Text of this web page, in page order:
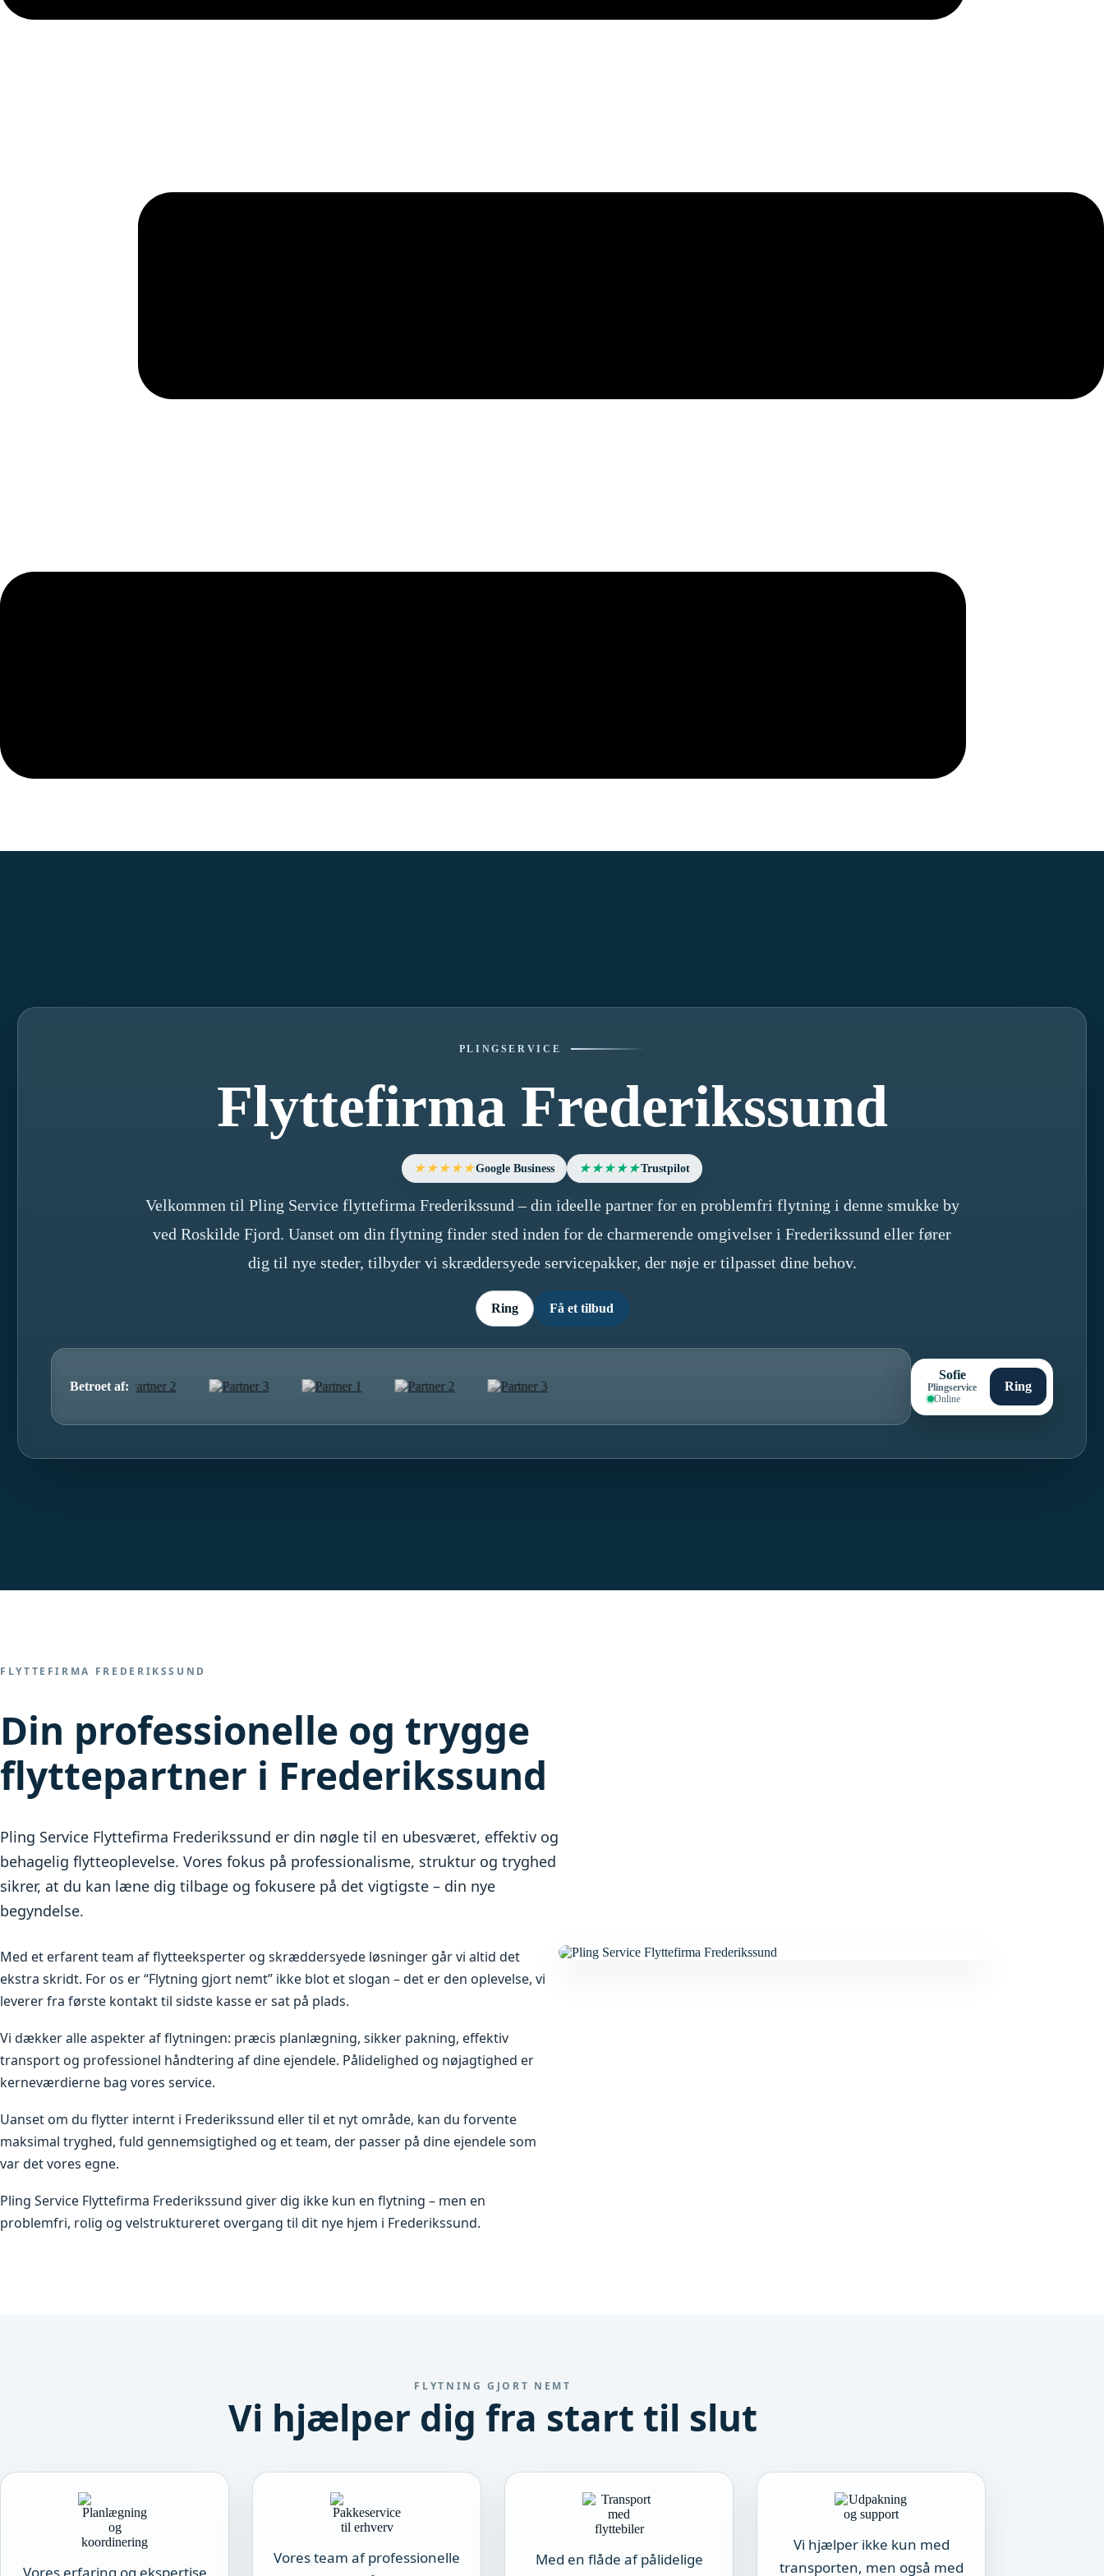
PLINGSERVICE
Flyttefirma Frederikssund
★★★★★Google Business ★★★★★Trustpilot
Velkommen til Pling Service flyttefirma Frederikssund – din ideelle partner for en problemfri flytning i denne smukke by
ved Roskilde Fjord. Uanset om din flytning finder sted inden for de charmerende omgivelser i Frederikssund eller fører
dig til nye steder, tilbyder vi skræddersyede servicepakker, der nøje er tilpasset dine behov.
Ring Få et tilbud
Betroet af:
Sofie
Plingservice
Online
Ring
FLYTTEFIRMA FREDERIKSSUND
Din professionelle og trygge
flyttepartner i Frederikssund
Pling Service Flyttefirma Frederikssund er din nøgle til en ubesværet, effektiv og
behagelig flytteoplevelse. Vores fokus på professionalisme, struktur og tryghed
sikrer, at du kan læne dig tilbage og fokusere på det vigtigste – din nye
begyndelse.
Med et erfarent team af flytteeksperter og skræddersyede løsninger går vi altid det
ekstra skridt. For os er “Flytning gjort nemt” ikke blot et slogan – det er den oplevelse, vi
leverer fra første kontakt til sidste kasse er sat på plads.
Vi dækker alle aspekter af flytningen: præcis planlægning, sikker pakning, effektiv
transport og professionel håndtering af dine ejendele. Pålidelighed og nøjagtighed er
kerneværdierne bag vores service.
Uanset om du flytter internt i Frederikssund eller til et nyt område, kan du forvente
maksimal tryghed, fuld gennemsigtighed og et team, der passer på dine ejendele som
var det vores egne.
Pling Service Flyttefirma Frederikssund giver dig ikke kun en flytning – men en
problemfri, rolig og velstruktureret overgang til dit nye hjem i Frederikssund.
FLYTNING GJORT NEMT
Vi hjælper dig fra start til slut
Vores team af professionelle
Med en flåde af pålidelige
Vi hjælper ikke kun med
transporten, men også med